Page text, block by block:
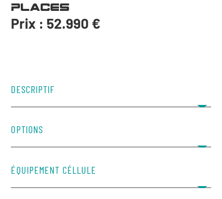
places
Prix : 52.990 €
DESCRIPTIF
OPTIONS
ÉQUIPEMENT CÉLLULE